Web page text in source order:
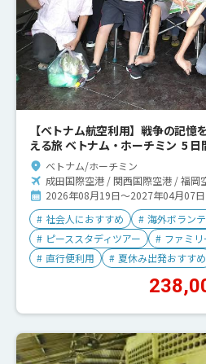
【ベトナム航空利用】戦争の記憶
える旅 ベトナム・ホーチミン 5 日
ベトナム/ホーチミン
成田国際空港 / 関西国際空港 / 福岡
2026年08月19日～2027年04月07
# 社会人におすすめ # 海外ボラン
# ピーススタディツアー # ファミ
# 直行便利用 # 夏休み出発おすすめ